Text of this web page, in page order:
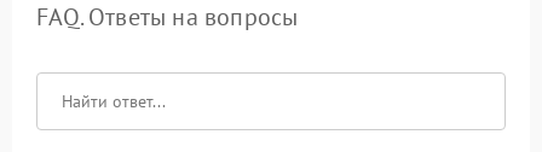
FAQ. Ответы на вопросы